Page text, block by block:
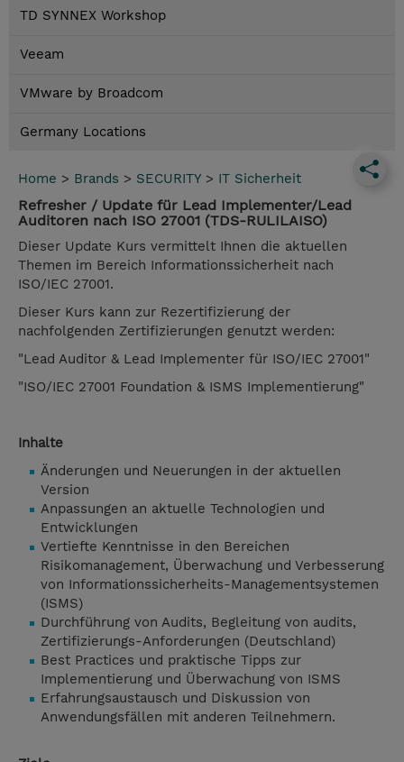
TD SYNNEX Workshop
Veeam
VMware by Broadcom
Germany Locations
Home > Brands > SECURITY > IT Sicherheit
Refresher / Update für Lead Implementer/Lead
Auditoren nach ISO 27001 (TDS-RULILAISO)
Dieser Update Kurs vermittelt Ihnen die aktuellen
Themen im Bereich Informationssicherheit nach
ISO/IEC 27001.
Dieser Kurs kann zur Rezertifizierung der
nachfolgenden Zertifizierungen genutzt werden:
"Lead Auditor & Lead Implementer für ISO/IEC 27001"
"ISO/IEC 27001 Foundation & ISMS Implementierung"
Inhalte
Änderungen und Neuerungen in der aktuellen
Version
Anpassungen an aktuelle Technologien und
Entwicklungen
Vertiefte Kenntnisse in den Bereichen
Risikomanagement, Überwachung und Verbesserung
von Informationssicherheits-Managementsystemen
(ISMS)
Durchführung von Audits, Begleitung von audits,
Zertifizierungs-Anforderungen (Deutschland)
Best Practices und praktische Tipps zur
Implementierung und Überwachung von ISMS
Erfahrungsaustausch und Diskussion von
Anwendungsfällen mit anderen Teilnehmern.